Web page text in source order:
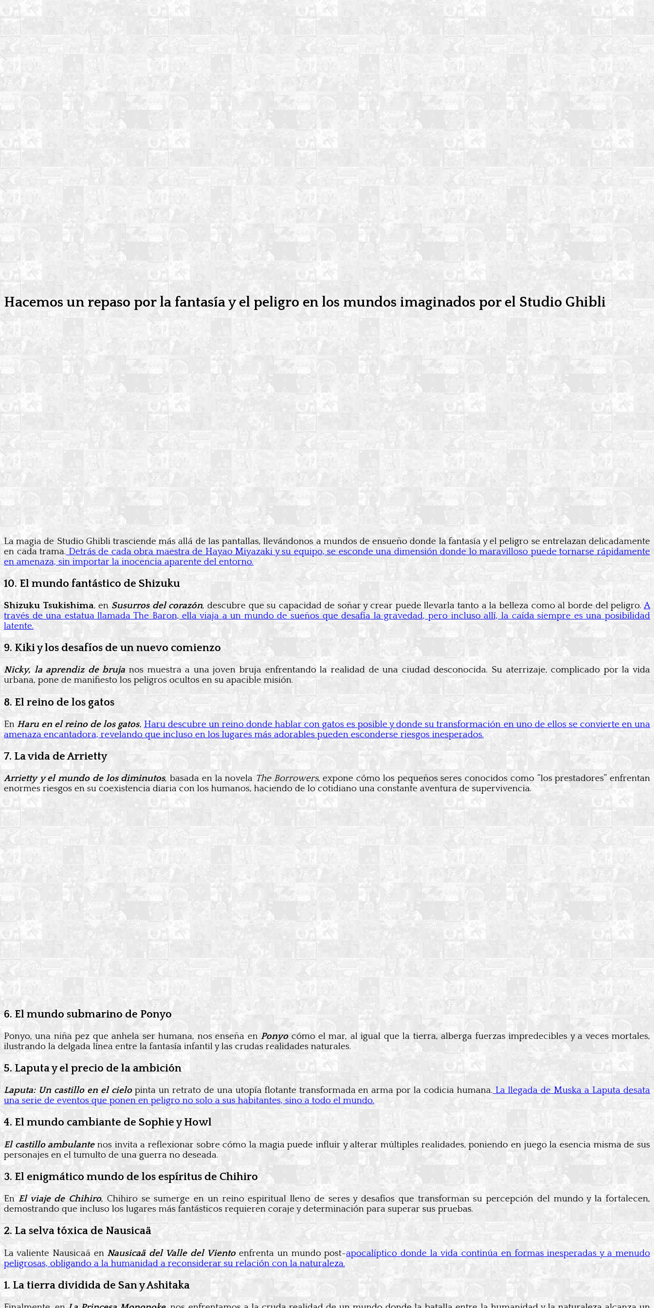
Hacemos un repaso por la fantasía y el peligro en los mundos imaginados por el Studio Ghibli
La magia de Studio Ghibli trasciende más allá de las pantallas, llevándonos a mundos de ensueño donde la fantasía y el peligro se entrelazan delicadamente
en cada trama. Detrás de cada obra maestra de Hayao Miyazaki y su equipo, se esconde una dimensión donde lo maravilloso puede tornarse rápidamente
en amenaza, sin importar la inocencia aparente del entorno.
10. El mundo fantástico de Shizuku
Shizuku Tsukishima, en Susurros del corazón, descubre que su capacidad de soñar y crear puede llevarla tanto a la belleza como al borde del peligro.A
través de una estatua llamada The Baron, ella viaja a un mundo de sueños que desafía la gravedad, pero incluso allí, la caída siempre es una posibilidad
latente.
9. Kiki y los desafíos de un nuevo comienzo
Nicky, la aprendiz de bruja nos muestra a una joven bruja enfrentando la realidad de una ciudad desconocida. Su aterrizaje, complicado por la vida
urbana, pone de manifiesto los peligros ocultos en su apacible misión.
8. El reino de los gatos
EnHaru en el reino de los gatos, Haru descubre un reino donde hablar con gatos es posible y donde su transformación en uno de ellos se convierte en una
amenaza encantadora, revelando que incluso en los lugares más adorables pueden esconderse riesgos inesperados.
7. La vida de Arrietty
Arrietty y el mundo de los diminutos, basada en la novela The Borrowers, expone cómo los pequeños seres conocidos como “los prestadores” enfrentan
enormes riesgos en su coexistencia diaria con los humanos, haciendo de lo cotidiano una constante aventura de supervivencia.
6. El mundo submarino de Ponyo
Ponyo, una niña pez que anhela ser humana, nos enseña enPonyocómo el mar, al igual que la tierra, alberga fuerzas impredecibles y a veces mortales,
ilustrando la delgada línea entre la fantasía infantil y las crudas realidades naturales.
5. Laputa y el precio de la ambición
Laputa: Un castillo en el cielopinta un retrato de una utopía flotante transformada en arma por la codicia humana. La llegada de Muska a Laputa desata
una serie de eventos que ponen en peligro no solo a sus habitantes, sino a todo el mundo.
4. El mundo cambiante de Sophie y Howl
El castillo ambulantenos invita a reflexionar sobre cómo la magia puede influir y alterar múltiples realidades, poniendo en juego la esencia misma de sus
personajes en el tumulto de una guerra no deseada.
3. El enigmático mundo de los espíritus de Chihiro
En El viaje de Chihiro, Chihiro se sumerge en un reino espiritual lleno de seres y desafíos que transforman su percepción del mundo y la fortalecen,
demostrando que incluso los lugares más fantásticos requieren coraje y determinación para superar sus pruebas.
2. La selva tóxica de Nausicaä
La valiente Nausicaä enNausicaä del Valle del Vientoenfrenta un mundo post-apocalíptico donde la vida continúa en formas inesperadas y a menudo
peligrosas, obligando a la humanidad a reconsiderar su relación con la naturaleza.
1. La tierra dividida de San y Ashitaka